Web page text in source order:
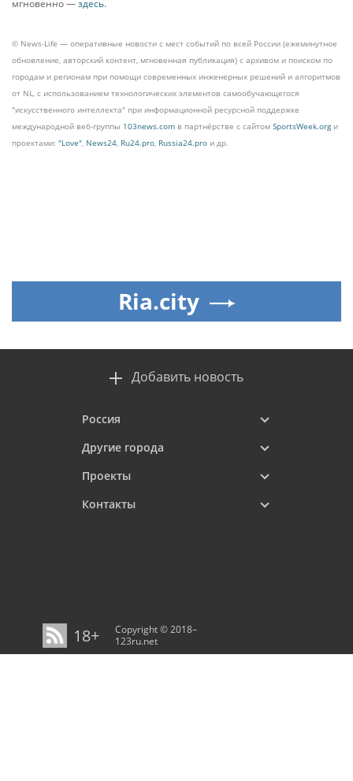
мгновенно —здесь.
© News-Life — оперативные новости с мест событий по всей России (ежеминутное
обновление, авторский контент, мгновенная публикация) с архивом и поиском по
городам и регионам при помощи современных инженерных решений и алгоритмов
от NL, с использованием технологических элементов самообучающегося
"искусственного интеллекта" при информационной ресурсной поддержке
международной веб-группы 103news.com в партнёрстве с сайтом SportsWeek.orgи
проектами: "Love", News24, Ru24.pro, Russia24.pro и др.
Ria.city
Добавить новость
Россия
Другие города
Проекты
Контакты
18+
Copyright © 2018–
123ru.net